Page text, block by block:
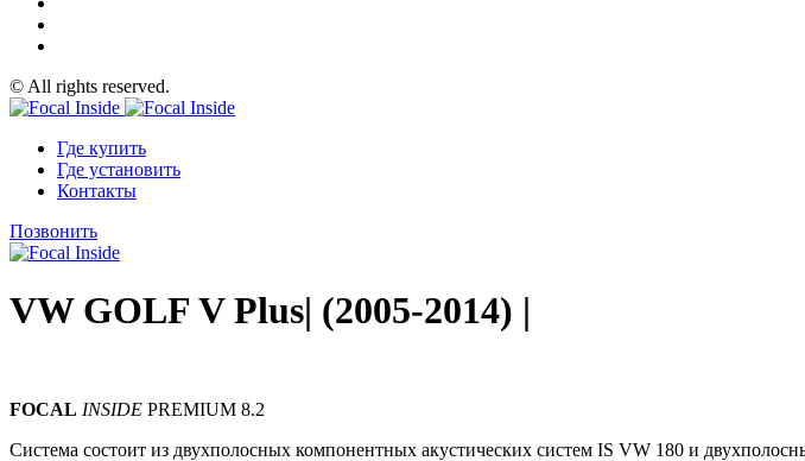
© All rights reserved.
Где купить
Где установить
Контакты
Позвонить
VW GOLF V Plus| (2005-2014) |
FOCAL INSIDE PREMIUM 8.2
Система состоит из двухполосных компонентных акустических систем IS VW 180 и